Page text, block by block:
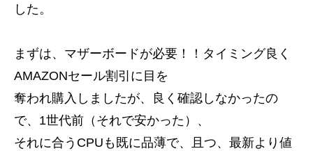
した。
まずは、マザーボードが必要！！タイミング良く
AMAZONセール割引に目を
奪われ購入しましたが、良く確認しなかったの
で、1世代前（それで安かった）、
それに合うCPUも既に品薄で、且つ、最新より値